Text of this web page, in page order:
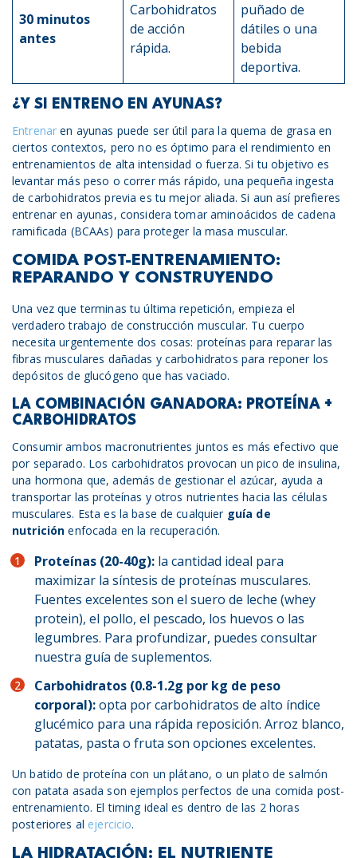
30 minutos
antes
Carbohidratos
de acción
rápida.
puñado de
dátiles o una
bebida
deportiva.
¿Y SI ENTRENO EN AYUNAS?
Entrenaren ayunas puede ser útil para la quema de grasa en
ciertos contextos, pero no es óptimo para el rendimiento en
entrenamientos de alta intensidad o fuerza. Si tu objetivo es
levantar más peso o correr más rápido, una pequeña ingesta
de carbohidratos previa es tu mejor aliada. Si aun así prefieres
entrenar en ayunas, considera tomar aminoácidos de cadena
ramificada (BCAAs) para proteger la masa muscular.
COMIDA POST-ENTRENAMIENTO:
REPARANDO Y CONSTRUYENDO
Una vez que terminas tu última repetición, empieza el
verdadero trabajo de construcción muscular. Tu cuerpo
necesita urgentemente dos cosas: proteínas para reparar las
fibras musculares dañadas y carbohidratos para reponer los
depósitos de glucógeno que has vaciado.
LA COMBINACIÓN GANADORA: PROTEÍNA +
CARBOHIDRATOS
Consumir ambos macronutrientes juntos es más efectivo que
por separado. Los carbohidratos provocan un pico de insulina,
una hormona que, además de gestionar el azúcar, ayuda a
transportar las proteínas y otros nutrientes hacia las células
musculares. Esta es la base de cualquier guía de
nutrición enfocada en la recuperación.
Proteínas (20-40g): la cantidad ideal para
maximizar la síntesis de proteínas musculares.
Fuentes excelentes son el suero de leche (whey
protein), el pollo, el pescado, los huevos o las
legumbres. Para profundizar, puedes consultar
nuestra guía de suplementos.
Carbohidratos (0.8-1.2g por kg de peso
corporal):opta por carbohidratos de alto índice
glucémico para una rápida reposición. Arroz blanco,
patatas, pasta o fruta son opciones excelentes.
Un batido de proteína con un plátano, o un plato de salmón
con patata asada son ejemplos perfectos de una comida post-
entrenamiento. El timing ideal es dentro de las 2 horas
posteriores al ejercicio.
LA HIDRATACIÓN: EL NUTRIENTE